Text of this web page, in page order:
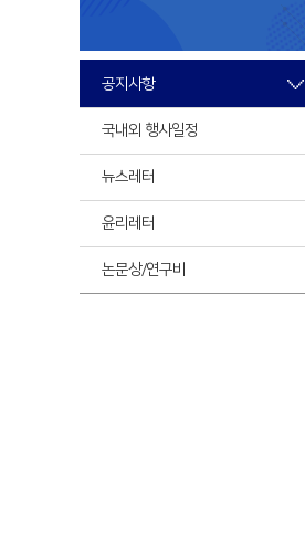
공지사항
국내외 행사일정
뉴스레터
윤리레터
논문상/연구비